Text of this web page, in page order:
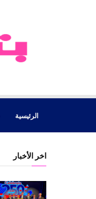
الرئيسية
اخر الأخبار